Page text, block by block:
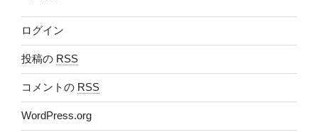
ログイン
投稿の RSS
コメントの RSS
WordPress.org